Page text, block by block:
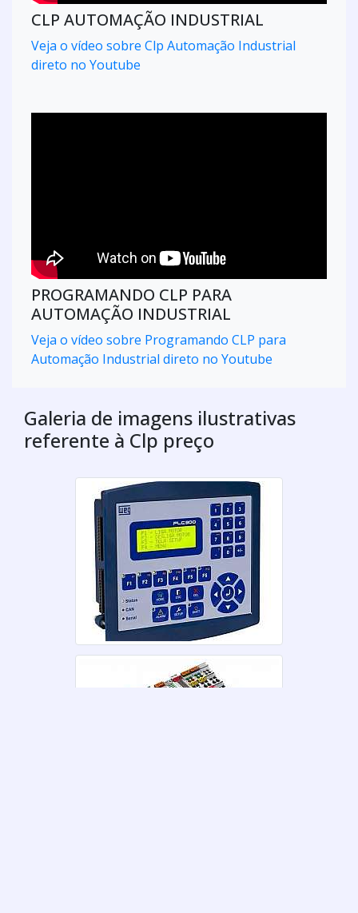
CLP AUTOMAÇÃO INDUSTRIAL
Veja o vídeo sobre Clp Automação Industrial
direto no Youtube
PROGRAMANDO CLP PARA
AUTOMAÇÃO INDUSTRIAL
Veja o vídeo sobre Programando CLP para
Automação Industrial direto no Youtube
Galeria de imagens ilustrativas
referente à Clp preço